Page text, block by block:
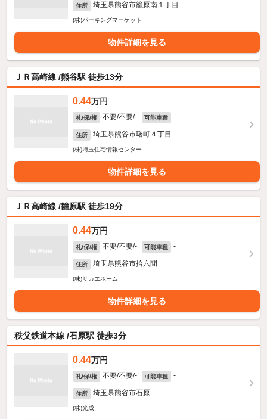
住所 埼玉県熊谷市籠原南１丁目
(株)パーキングマーケット
物件詳細を見る
ＪＲ高崎線 /熊谷駅 徒歩13分
0.44万円
礼/保/権 不要/不要/- 可能車種 -
住所 埼玉県熊谷市曙町４丁目
(株)埼玉住宅情報センター
物件詳細を見る
ＪＲ高崎線 /籠原駅 徒歩19分
0.44万円
礼/保/権 不要/不要/- 可能車種 -
住所 埼玉県熊谷市拾六間
(株)サカエホーム
物件詳細を見る
秩父鉄道本線 /石原駅 徒歩3分
0.44万円
礼/保/権 不要/不要/- 可能車種 -
住所 埼玉県熊谷市石原
(株)光成